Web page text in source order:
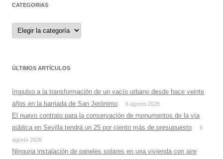
CATEGORIAS
Categorias
ÚLTIMOS ARTÍCULOS
Impulso a la transformación de un vacío urbano desde hace veinte
años en la barriada de San Jerónimo
6 agosto 2026
El nuevo contrato para la conservación de monumentos de la vía
pública en Sevilla tendrá un 25 por ciento más de presupuesto
6
agosto 2026
Ninguna instalación de paneles solares en una vivienda con aire